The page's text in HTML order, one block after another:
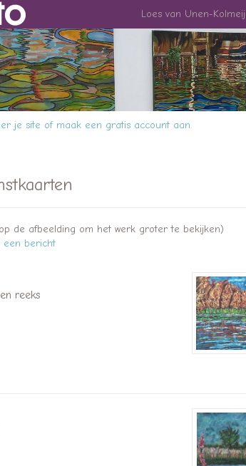
Loes van Unen-
je site of maak een gratis account aan.
de afbeelding om het werk groter te bekijken)
een bericht
reeks